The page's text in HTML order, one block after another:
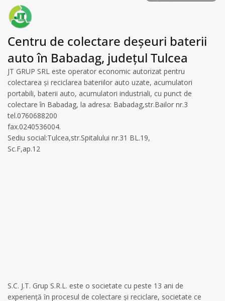
Centru de colectare deșeuri baterii
auto în Babadag, județul Tulcea
JT GRUP SRL este operator economic autorizat pentru
colectarea și reciclarea bateriilor auto uzate, acumulatori
portabili, baterii auto, acumulatori industriali, cu punct de
colectare în Babadag, la adresa: Babadag,str.Bailor nr.3
tel.0760688200
fax.0240536004.
Sediu social:Tulcea,str.Spitalului nr.31 BL.19,
Sc.F,ap.12
S.C. J.T. Grup S.R.L. este o societate cu peste 13 ani de
experienţă ȋn procesul de colectare şi reciclare, societate ce